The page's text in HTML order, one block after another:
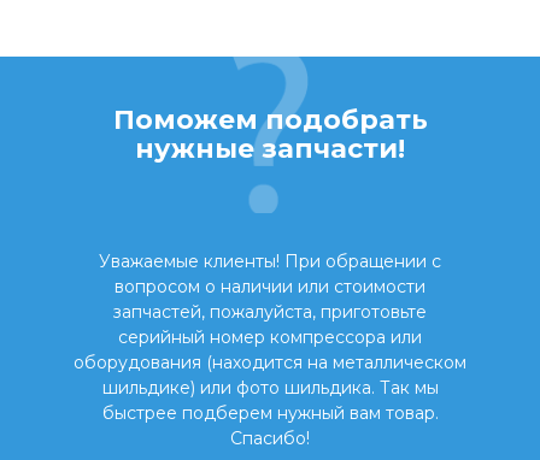
Поможем подобрать
нужные запчасти!
Уважаемые клиенты! При обращении с
вопросом о наличии или стоимости
запчастей, пожалуйста, приготовьте
серийный номер компрессора или
оборудования (находится на металлическом
шильдике) или фото шильдика. Так мы
быстрее подберем нужный вам товар.
Спасибо!